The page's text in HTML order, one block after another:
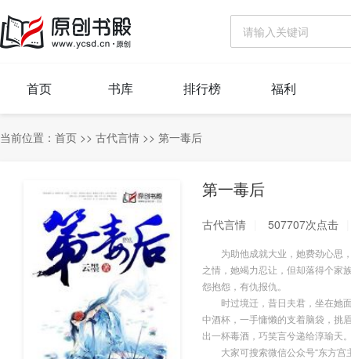
首页 书库 排行榜 福利
当前位置： 首页 >> 古代言情 >> 第一毒后
第一毒后
古代言情 507707次点击
为助他成就大业，她费劲心思，
之情，她竭力忍让，但却落得个家
怨抱怨，有仇报仇。
时过境迁，昔日夫君，坐在她面
中酒杯，一手慵懒的支着脑袋，挑
出一杯毒酒，巧笑言兮递给淳瑜天
大家可搜索微信公众号“东方宫